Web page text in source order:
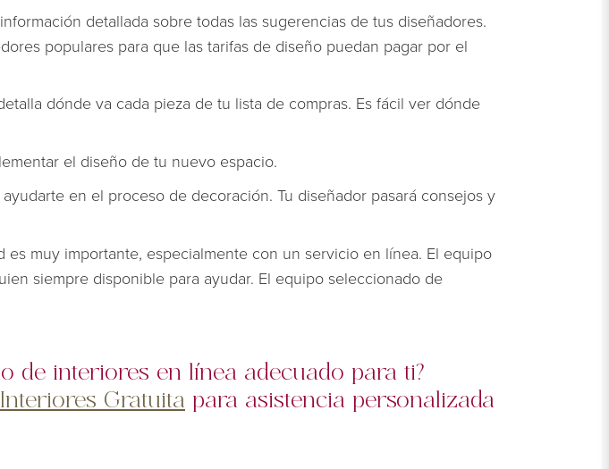
detallada sobre todas las sugerencias de tus diseñadores.
populares para que las tarifas de diseño puedan pagar por el
dónde va cada pieza de tu lista de compras. Es fácil ver dónde
el diseño de tu nuevo espacio.
en el proceso de decoración. Tu diseñador pasará consejos y
es muy importante, especialmente con un servicio en línea. El equipo
siempre disponible para ayudar. El equipo seleccionado de
de interiores en línea adecuado para ti?
Gratuita para asistencia personalizada